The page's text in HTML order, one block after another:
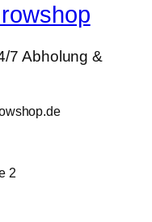
7 Abholung &
2